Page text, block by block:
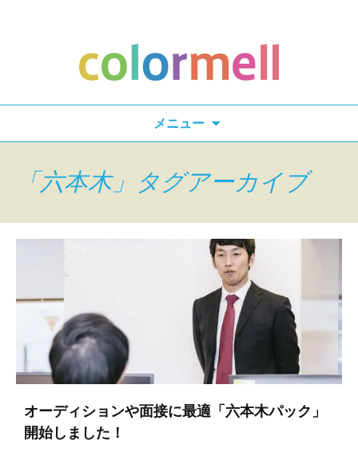
メニュー
索:
「六本木」タグアーカイブ
オーディションや面接に最適「六本木パック」
開始しました！